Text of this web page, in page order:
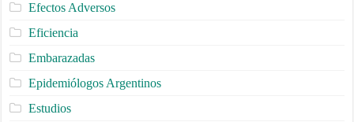
Efectos Adversos
Eficiencia
Embarazadas
Epidemiólogos Argentinos
Estudios